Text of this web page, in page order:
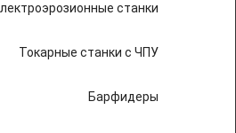
станки
Токарные станки с ЧПУ
Барфидеры